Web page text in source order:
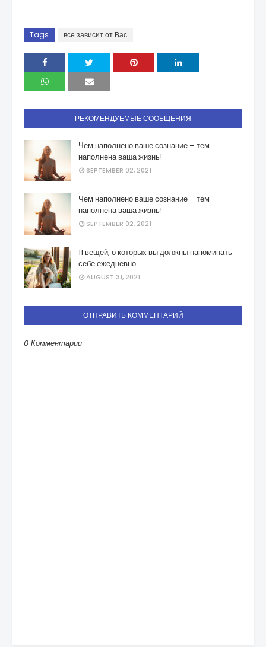
Tags все зависит от Вас
РЕКОМЕНДУЕМЫЕ СООБЩЕНИЯ
Чем наполнено ваше сознание – тем
наполнена ваша жизнь!
SEPTEMBER 02, 2021
Чем наполнено ваше сознание – тем
наполнена ваша жизнь!
SEPTEMBER 02, 2021
11 вещей, о которых вы должны напоминать
себе ежедневно
AUGUST 31, 2021
ОТПРАВИТЬ КОММЕНТАРИЙ
0 Комментарии